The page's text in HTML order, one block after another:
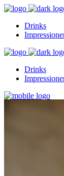
Drinks
Drinks